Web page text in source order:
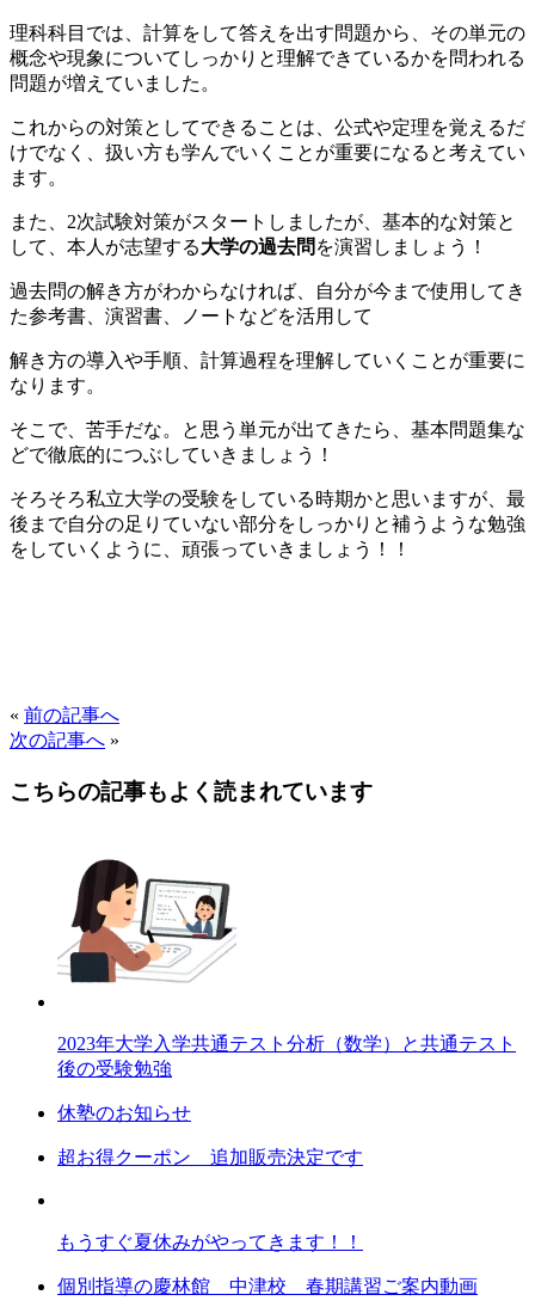
理科科目では、計算をして答えを出す問題から、その単元の
概念や現象についてしっかりと理解できているかを問われる
問題が増えていました。
これからの対策としてできることは、公式や定理を覚えるだ
けでなく、扱い方も学んでいくことが重要になると考えてい
ます。
また、2次試験対策がスタートしましたが、基本的な対策と
して、本人が志望する大学の過去問 を演習しましょう！
過去問の解き方がわからなければ、自分が今まで使用してき
た参考書、演習書、ノートなどを活用して
解き方の導入や手順、計算過程を理解していくことが重要に
なります。
そこで、苦手だな。と思う単元が出てきたら、基本問題集な
どで徹底的につぶしていきましょう！
そろそろ私立大学の受験をしている時期かと思いますが、最
後まで自分の足りていない部分をしっかりと補うような勉強
をしていくように、頑張っていきましょう！！
« 前の記事へ
次の記事へ »
こちらの記事もよく読まれています
2023年大学入学共通テスト分析（数学）と共通テスト
後の受験勉強
休塾のお知らせ
超お得クーポン 追加販売決定です
もうすぐ夏休みがやってきます！！
個別指導の慶林館 中津校 春期講習ご案内動画